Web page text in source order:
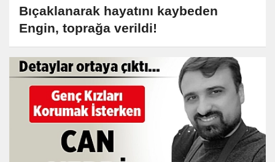
Bıçaklanarak hayatını kaybeden
Engin, toprağa verildi!